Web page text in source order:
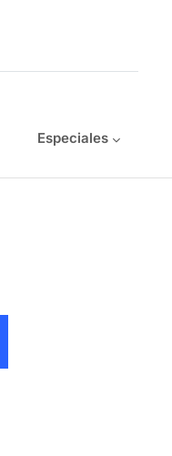
Especiales